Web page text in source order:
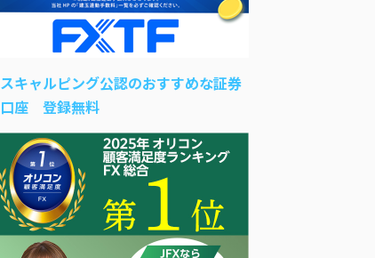
スキャルピング公認のおすすめな証券
口座 登録無料